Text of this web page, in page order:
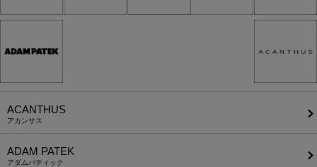
ACANTHUS
アカンサス
ADAM PATEK
アダムパティック